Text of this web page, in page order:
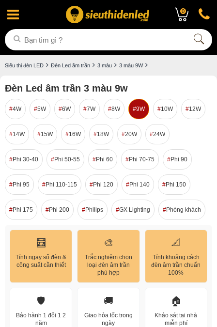
0
Siêu thị đèn LED Đèn Led âm trần 3 màu 3 màu 9W
Đèn Led âm trần 3 màu 9w
4W 5W 6W 7W 8W 9W 10W 12W
14W 15W 16W 18W 20W 24W
Phi 30-40 Phi 50-55 Phi 60 Phi 70-75 Phi 90
Phi 95 Phi 110-115 Phi 120 Phi 140 Phi 150
Phi 175 Phi 200 Philips GX Lighting Phòng khách
🧮
Tính ngay số đèn &
công suất cần thiết
🎨
Trắc nghiệm chọn
loại đèn âm trần
phù hợp
📐
Tính khoảng cách
đèn âm trần chuẩn
100%
🛡️
Bảo hành 1 đổi 1 2
năm
🚚
Giao hỏa tốc trong
ngày
🏠
Khảo sát tại nhà
miễn phí